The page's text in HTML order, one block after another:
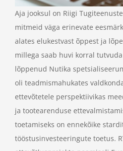
Aja jooksul on Riigi
mitmeid väga erinevate
alates elukestvast õppest ja
millega saab huvi korral tutvuda
lõppenud Nutika
oli teadmismahukates
ettevõtetele perspektiivikas
ja tootearenduse
toetamiseks on ennekõike
tööstusinvesteeringute toetus.